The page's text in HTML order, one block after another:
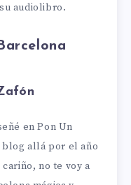
audiolibro.
en Pon Un
blog allá por el año
no te voy a